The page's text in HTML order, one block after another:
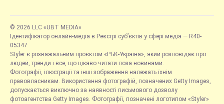
© 2026 LLC «UBT MEDIA»
Ідентифікатор онлайн-медіа в Реєстрі суб’єктів у сфері медіа — R40-
05347
Styler є розважальним проєктом «РБК-Україна», який розповідає про
людей, тренди і все, що цікаво читати поза новинами.
Фотографії, ілюстрації та інші зображення належать їхнім
правовласникам. Використання фотографій, позначених Getty Images,
допускається виключно за наявності письмового дозволу
фотоагентства Getty Images. Фотографії, позначені логотипом «Styler»